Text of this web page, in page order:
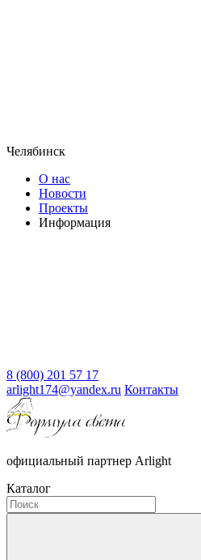
Челябинск
О нас
Новости
Проекты
Информация
8 (800) 201 57 17
arlight174@yandex.ru Контакты
официальный партнер Arlight
Каталог